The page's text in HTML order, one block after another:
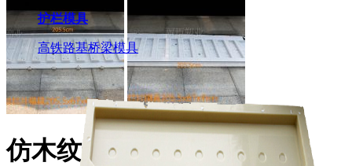
护栏模具
高铁路基桥梁模具
仿木纹景观栏片模具